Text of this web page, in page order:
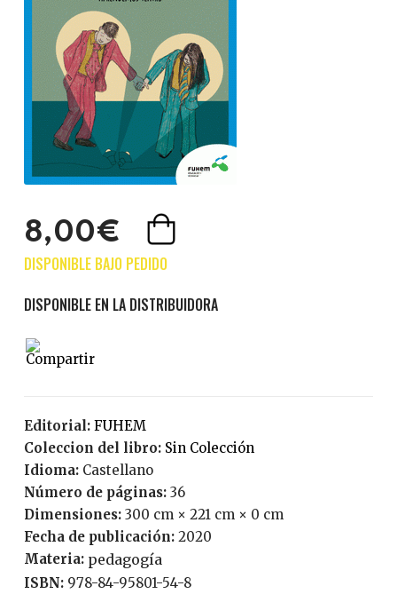
8,00€
Editorial:
FUHEM
Coleccion del libro:
Sin Colección
Idioma:
Castellano
Número de páginas:
36
Dimensiones: 300 cm × 221 cm × 0 cm
Fecha de publicación:
2020
Materia: pedagogía
ISBN: 978-84-95801-54-8